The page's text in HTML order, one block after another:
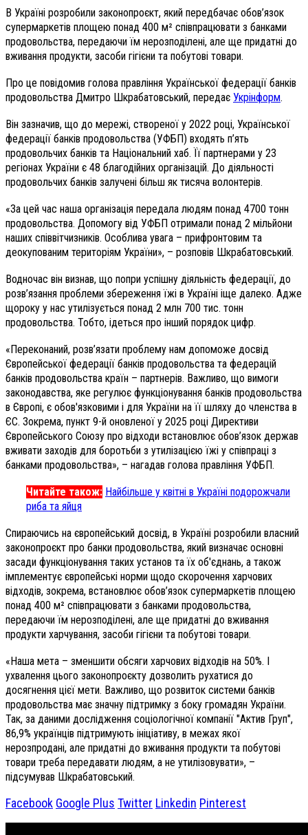
В Україні розробили законопроєкт, який передбачає обов’язок
супермаркетів площею понад 400 м² співпрацювати з банками
продовольства, передаючи їм нерозподілені, але ще придатні до
вживання продукти, засоби гігієни та побутові товари.
Про це повідомив голова правління Української федерації банків
продовольства Дмитро Шкрабатовський, передає Укрінформ.
Він зазначив, що до мережі, створеної у 2022 році, Української
федерації банків продовольства (УФБП) входять п’ять
продовольчих банків та Національний хаб. Її партнерами у 23
регіонах України є 48 благодійних організацій. До діяльності
продовольчих банків залучені більш як тисяча волонтерів.
«За цей час наша організація передала людям понад 4700 тонн
продовольства. Допомогу від УФБП отримали понад 2 мільйони
наших співвітчизників. Особлива увага – прифронтовим та
деокупованим територіям України», – розповів Шкрабатовський.
Водночас він визнав, що попри успішну діяльність федерації, до
розв’язання проблеми збереження їжі в Україні іще далеко. Адже
щороку у нас утилізується понад 2 млн 700 тис. тонн
продовольства. Тобто, ідеться про інший порядок цифр.
«Переконаний, розв’язати проблему нам допоможе досвід
Європейської федерації банків продовольства та федерацій
банків продовольства країн – партнерів. Важливо, що вимоги
законодавства, яке регулює функціонування банків продовольства
в Європі, є обов'язковими і для України на її шляху до членства в
ЄС. Зокрема, пункт 9-й оновленої у 2025 році Директиви
Європейського Союзу про відходи встановлює обов’язок держав
вживати заходів для боротьби з утилізацією їжі у співпраці з
банками продовольства», – нагадав голова правління УФБП.
Читайте також: Найбільше у квітні в Україні подорожчали
риба та яйця
Спираючись на європейський досвід, в Україні розробили власний
законопроєкт про банки продовольства, який визначає основні
засади функціонування таких установ та їх об'єднань, а також
імплементує європейські норми щодо скорочення харчових
відходів, зокрема, встановлює обов’язок супермаркетів площею
понад 400 м² співпрацювати з банками продовольства,
передаючи їм нерозподілені, але ще придатні до вживання
продукти харчування, засоби гігієни та побутові товари.
«Наша мета – зменшити обсяги харчових відходів на 50%. І
ухвалення цього законопроєкту дозволить рухатися до
досягнення цієї мети. Важливо, що розвиток системи банків
продовольства має значну підтримку з боку громадян України.
Так, за даними дослідження соціологічної компанії "Актив Груп",
86,9% українців підтримують ініціативу, в межах якої
нерозпродані, але придатні до вживання продукти та побутові
товари треба передавати людям, а не утилізовувати», –
підсумував Шкрабатовський.
Facebook Google Plus Twitter Linkedin Pinterest